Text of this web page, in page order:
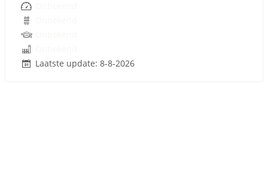
Laatste update: 8-8-2026